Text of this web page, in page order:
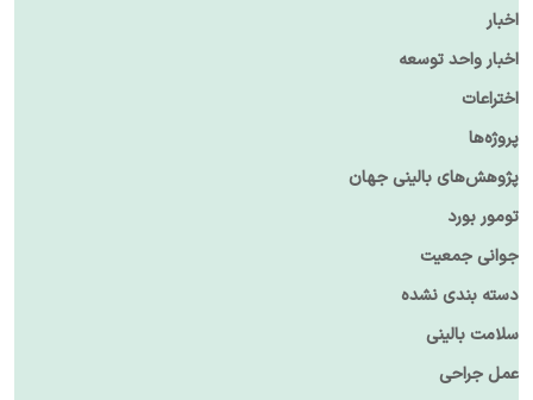
اخبار
اخبار واحد توسعه
اختراعات
پروژه‌ها
پژوهش‌های بالینی جهان
تومور بورد
جوانی جمعیت
دسته بندی نشده
سلامت بالینی
عمل جراحی